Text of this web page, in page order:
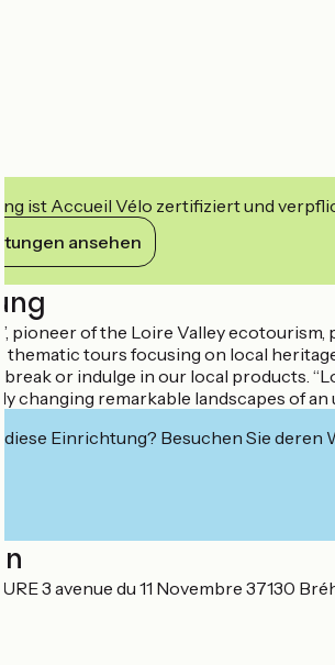
ist Accueil Vélo zertifiziert und
ansehen
pioneer of the Loire Valley
thematic tours focusing on local
break or indulge in our local products.
changing remarkable landscapes of
diese Einrichtung? Besuchen Sie
3 avenue du 11 Novembre 37130